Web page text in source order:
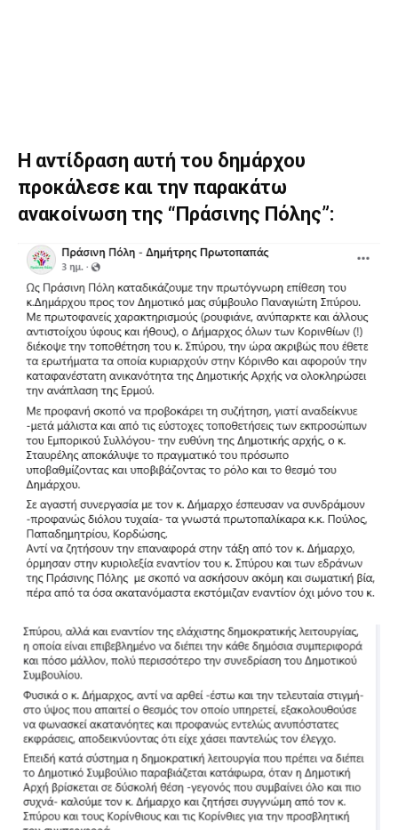
Η αντίδραση αυτή του δημάρχου
προκάλεσε και την παρακάτω
ανακοίνωση της “Πράσινης Πόλης”: